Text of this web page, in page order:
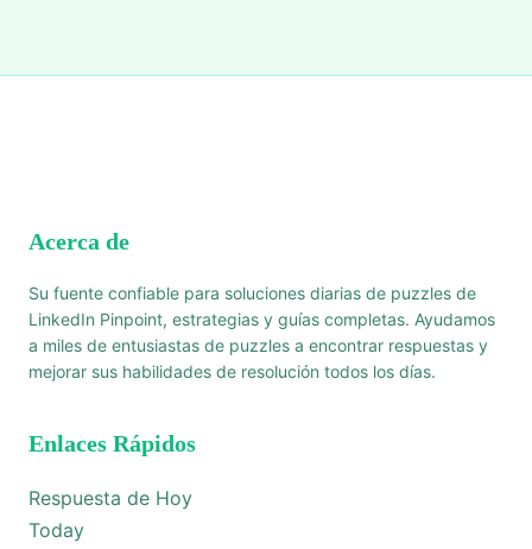
Acerca de
Su fuente confiable para soluciones diarias de puzzles de
LinkedIn Pinpoint, estrategias y guías completas. Ayudamos
a miles de entusiastas de puzzles a encontrar respuestas y
mejorar sus habilidades de resolución todos los días.
Enlaces Rápidos
Respuesta de Hoy
Today